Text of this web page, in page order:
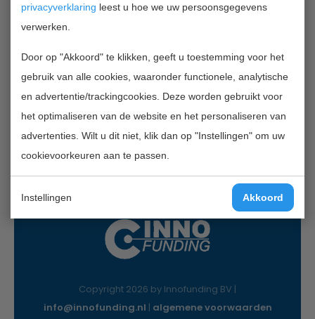
privacyverklaring leest u hoe we uw persoonsgegevens
verwerken.
Door op "Akkoord" te klikken, geeft u toestemming voor het
gebruik van alle cookies, waaronder functionele, analytische
en advertentie/trackingcookies. Deze worden gebruikt voor
het optimaliseren van de website en het personaliseren van
advertenties. Wilt u dit niet, klik dan op "Instellingen" om uw
cookievoorkeuren aan te passen.
Instellingen Akkoord
Contactgegevens
InnoFunding B.V.
Nieuwe Gracht 7
2011 NB Haarlem
Mail:info@innofunding.nl
Copyright 2026 by Innofunding BV |
info@innofunding.nl | algemene voorwaarden